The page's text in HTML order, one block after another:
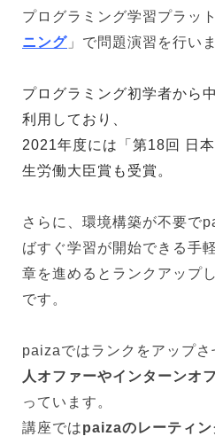
プログラミング学習プラッ
ニング 」で問題演習を行い
プログラミング初学者から
利用しており、
2021年度には「第18回 日
生労働大臣賞も受賞。
さらに、環境構築が不要で
ばすぐ学習が開始できる手軽
章を進めるとランクアップ
です。
paizaではランクをアップさ
人オファーやインターンオ
っています。
講座ではpaizaのレーティ